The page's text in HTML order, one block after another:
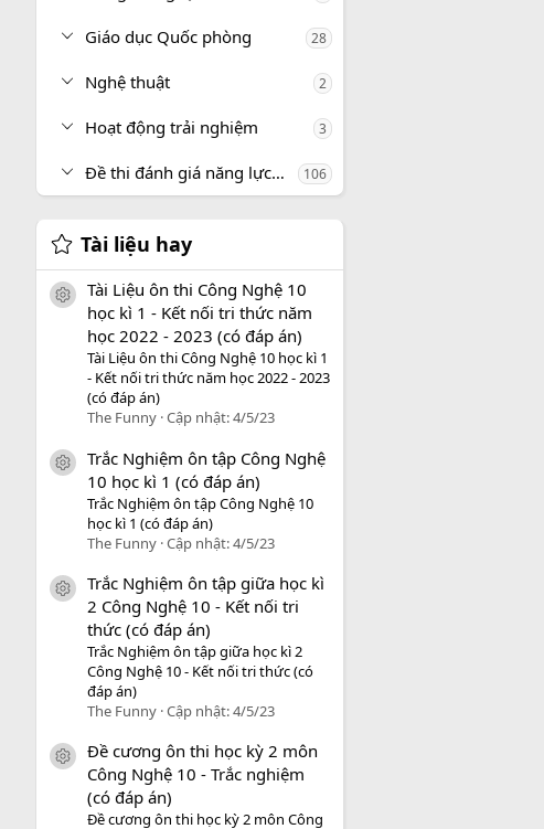
Giáo dục Quốc phòng 28
Nghệ thuật 2
Hoạt động trải nghiệm 3
Đề thi đánh giá năng lực, tư duy 106
Tài liệu hay
icon tài liệu
Tài Liệu ôn thi Công Nghệ 10
học kì 1 - Kết nối tri thức năm
học 2022 - 2023 (có đáp án)
Tài Liệu ôn thi Công Nghệ 10 học kì 1
- Kết nối tri thức năm học 2022 - 2023
(có đáp án)
The Funny Cập nhật:4/5/23
icon tài liệu
Trắc Nghiệm ôn tập Công Nghệ
10 học kì 1 (có đáp án)
Trắc Nghiệm ôn tập Công Nghệ 10
học kì 1 (có đáp án)
The Funny Cập nhật:4/5/23
icon tài liệu
Trắc Nghiệm ôn tập giữa học kì
2 Công Nghệ 10 - Kết nối tri
thức (có đáp án)
Trắc Nghiệm ôn tập giữa học kì 2
Công Nghệ 10 - Kết nối tri thức (có
đáp án)
The Funny Cập nhật:4/5/23
icon tài liệu
Đề cương ôn thi học kỳ 2 môn
Công Nghệ 10 - Trắc nghiệm
(có đáp án)
Đề cương ôn thi học kỳ 2 môn Công